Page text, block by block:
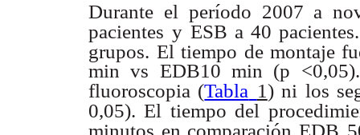
Durante el período 2007 a
pacientes y ESB a 40
grupos. El tiempo de montaje
min vs EDB10 min (p
fluoroscopia (Tabla 1) ni los
0,05). El tiempo del